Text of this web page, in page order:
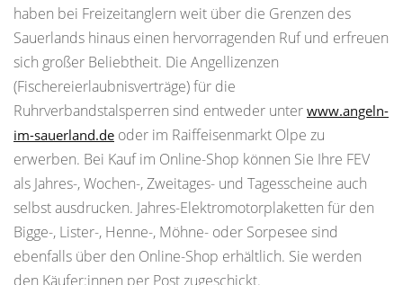
haben bei Freizeitanglern weit über die Grenzen des
Sauerlands hinaus einen hervorragenden Ruf und erfreuen
sich großer Beliebtheit. Die Angellizenzen
(Fischereierlaubnisverträge) für die
Ruhrverbandstalsperren sind entweder unter www.angeln-
im-sauerland.de oder im Raiffeisenmarkt Olpe zu
erwerben. Bei Kauf im Online-Shop können Sie Ihre FEV
als Jahres-, Wochen-, Zweitages- und Tagesscheine auch
selbst ausdrucken. Jahres-Elektromotorplaketten für den
Bigge-, Lister-, Henne-, Möhne- oder Sorpesee sind
ebenfalls über den Online-Shop erhältlich. Sie werden
den Käufer:innen per Post zugeschickt.